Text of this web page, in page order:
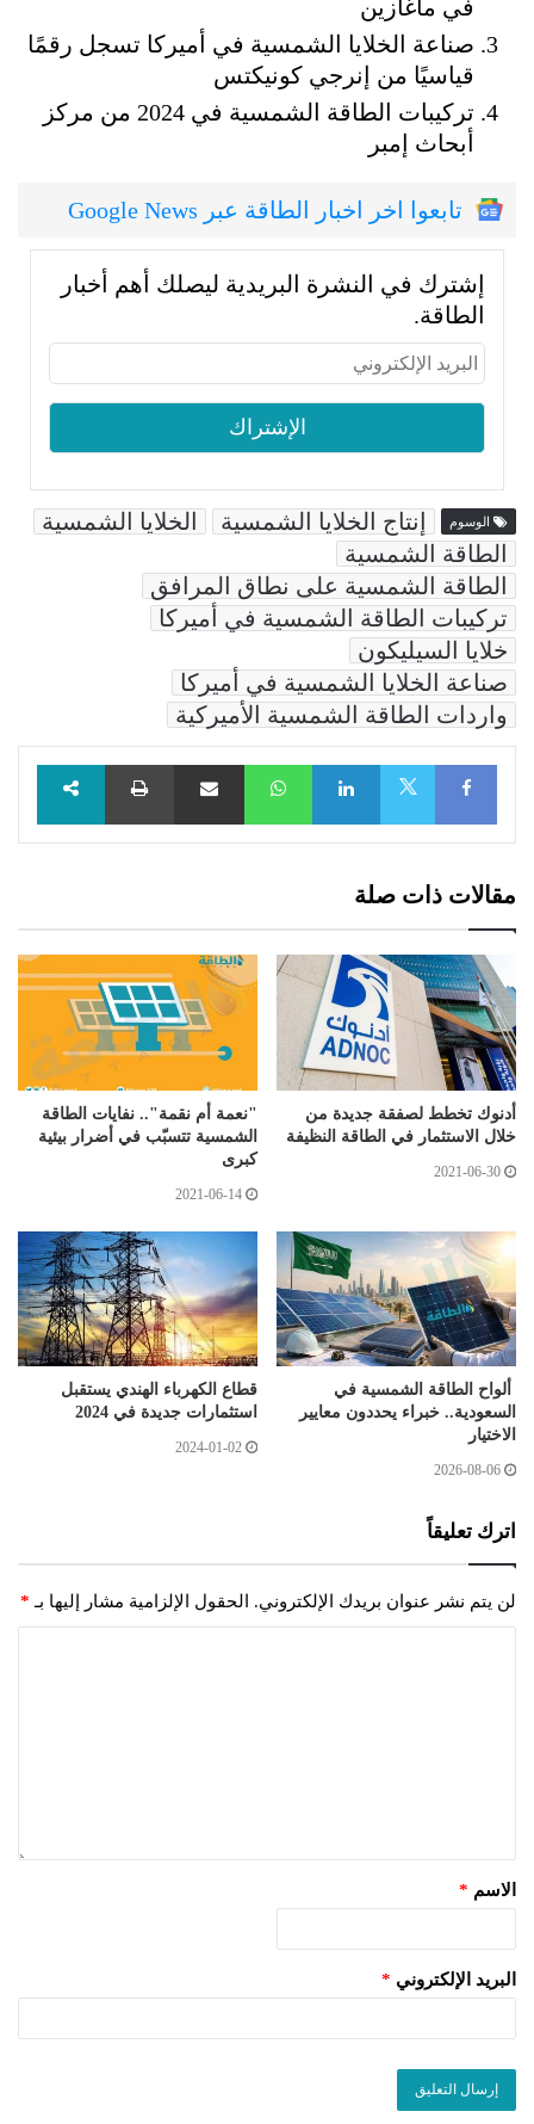
في ماغازين
صناعة الخلايا الشمسية في أميركا تسجل رقمًا
قياسيًا من إنرجي كونيكتس
تركيبات الطاقة الشمسية في 2024 من مركز
أبحاث إمبر
تابعوا اخر اخبار الطاقة عبر Google News
إشترك في النشرة البريدية ليصلك أهم أخبار
الطاقة.
الوسوم إنتاج الخلايا الشمسية
الخلايا الشمسية
الطاقة الشمسية
الطاقة الشمسية على نطاق المرافق
تركيبات الطاقة الشمسية في أميركا
خلايا السيليكون
صناعة الخلايا الشمسية في أميركا
واردات الطاقة الشمسية الأميركية
Facebook
LinkedIn
WhatsAppمشاركة عبر البريد طباعة
مقالات ذات صلة
أدنوك تخطط لصفقة جديدة من
خلال الاستثمار في الطاقة النظيفة
2021-06-30
"نعمة أم نقمة".. نفايات الطاقة
الشمسية تتسبّب في أضرار بيئية
كبرى
2021-06-14
ألواح الطاقة الشمسية في
السعودية.. خبراء يحددون معايير
الاختيار
2026-08-06
قطاع الكهرباء الهندي يستقبل
استثمارات جديدة في 2024
2024-01-02
اترك تعليقاً
لن يتم نشر عنوان بريدك الإلكتروني. الحقول الإلزامية مشار إليها بـ *
الاسم *
البريد الإلكتروني *